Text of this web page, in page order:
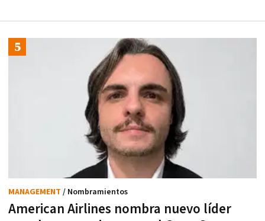
American Airlines nombra nuevo líder
MANAGEMENT / Nombramientos